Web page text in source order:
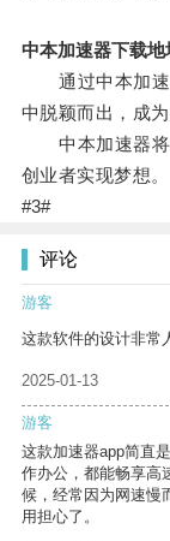
中本加速器下载地
通过中本加速
中脱颖而出，成
中本加速器将
创业者实现梦想。
#3#
评论
游客
这款软件的设计非常
2025-01-13
游客
这款加速器app简直
作办公，都能畅享高
候，经常因为网速慢
用担心了。